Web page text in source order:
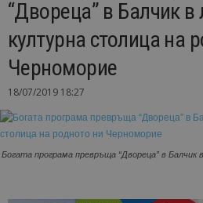
“Двореца” в Балчик в
културна столица на
Черноморие
18/07/2019 18:27
Богата програма превръща “Двореца” в